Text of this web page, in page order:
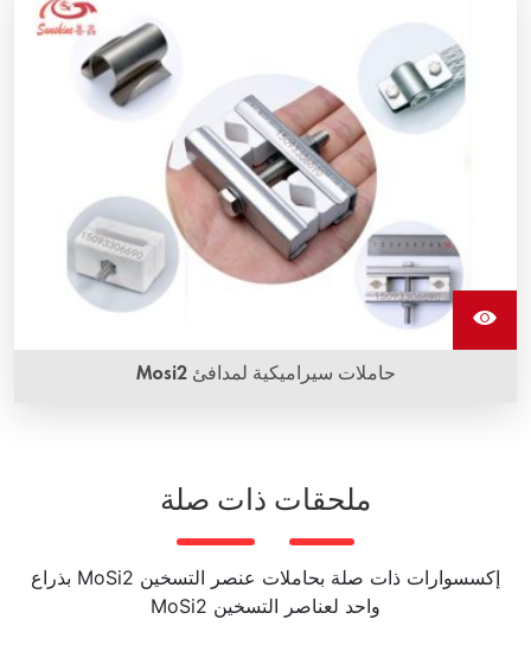
حاملات سيراميكية لمدافئ Mosi2
ملحقات ذات صلة
إكسسوارات ذات صلة بحاملات عنصر التسخين MoSi2 بذراع
واحد لعناصر التسخين MoSi2